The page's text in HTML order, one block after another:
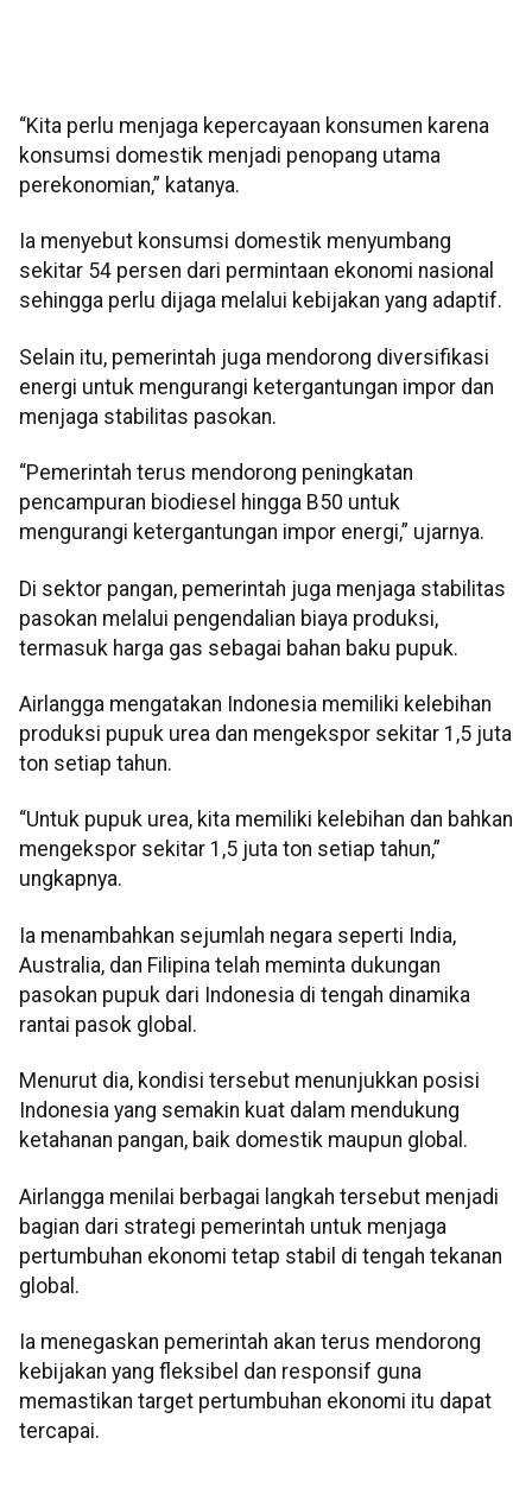
“Kita perlu menjaga kepercayaan konsumen karena
konsumsi domestik menjadi penopang utama
perekonomian,” katanya.
Ia menyebut konsumsi domestik menyumbang
sekitar 54 persen dari permintaan ekonomi nasional
sehingga perlu dijaga melalui kebijakan yang adaptif.
Selain itu, pemerintah juga mendorong diversifikasi
energi untuk mengurangi ketergantungan impor dan
menjaga stabilitas pasokan.
“Pemerintah terus mendorong peningkatan
pencampuran biodiesel hingga B50 untuk
mengurangi ketergantungan impor energi,” ujarnya.
Di sektor pangan, pemerintah juga menjaga stabilitas
pasokan melalui pengendalian biaya produksi,
termasuk harga gas sebagai bahan baku pupuk.
Airlangga mengatakan Indonesia memiliki kelebihan
produksi pupuk urea dan mengekspor sekitar 1,5 juta
ton setiap tahun.
“Untuk pupuk urea, kita memiliki kelebihan dan bahkan
mengekspor sekitar 1,5 juta ton setiap tahun,”
ungkapnya.
Ia menambahkan sejumlah negara seperti India,
Australia, dan Filipina telah meminta dukungan
pasokan pupuk dari Indonesia di tengah dinamika
rantai pasok global.
Menurut dia, kondisi tersebut menunjukkan posisi
Indonesia yang semakin kuat dalam mendukung
ketahanan pangan, baik domestik maupun global.
Airlangga menilai berbagai langkah tersebut menjadi
bagian dari strategi pemerintah untuk menjaga
pertumbuhan ekonomi tetap stabil di tengah tekanan
global.
Ia menegaskan pemerintah akan terus mendorong
kebijakan yang fleksibel dan responsif guna
memastikan target pertumbuhan ekonomi itu dapat
tercapai.